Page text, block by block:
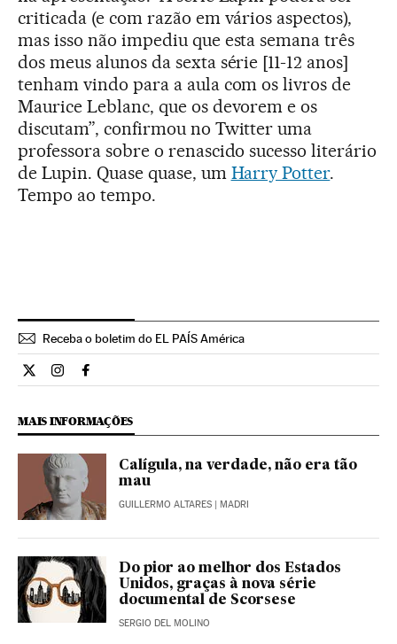
criticada (e com razão em vários aspectos),
mas isso não impediu que esta semana três
dos meus alunos da sexta série [11-12 anos]
tenham vindo para a aula com os livros de
Maurice Leblanc, que os devorem e os
discutam”, confirmou no Twitter uma
professora sobre o renascido sucesso literário
de Lupin. Quase quase, um Harry Potter.
Tempo ao tempo.
Receba o boletim do EL PAÍS América
Cultura El País Brasil en Twitter
Cultura El País Brasil en Instagram
Cultura El País Brasil en Facebook
MAIS INFORMAÇÕES
Calígula, na verdade, não era tão
mau
GUILLERMO ALTARES | MADRI
Do pior ao melhor dos Estados
Unidos, graças à nova série
documental de Scorsese
SERGIO DEL MOLINO